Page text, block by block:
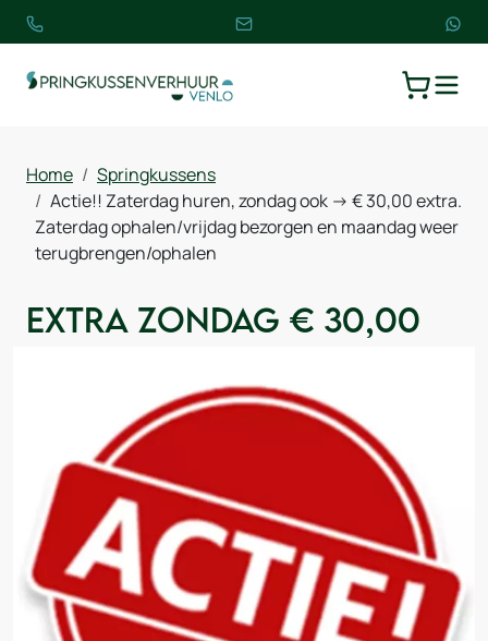
Home
Springkussens
Actie!! Zaterdag huren, zondag ook -> € 30,00 extra.
Zaterdag ophalen/vrijdag bezorgen en maandag weer
terugbrengen/ophalen
Extra zondag € 30,00